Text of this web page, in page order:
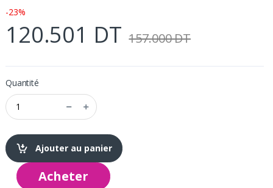
-23%
120.501 DT 157.000 DT
Quantité
Ajouter au panier
Acheter